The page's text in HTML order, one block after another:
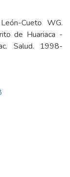
Cueto WG.
de Huariaca -
Salud. 1998-